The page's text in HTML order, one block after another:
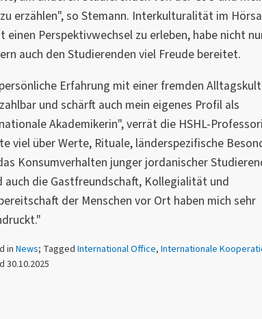
erzählen", so Stemann. Interkulturalität im
einen Perspektivwechsel zu erleben, habe nicht
auch den Studierenden viel Freude bereitet.
Erfahrung mit einer fremden
und schärft auch mein eigenes Profil als
Akademikerin", verrät die HSHL-
viel über Werte, Rituale, länderspezifische
Konsumverhalten junger jordanischer
auch die Gastfreundschaft, Kollegialität und
der Menschen vor Ort haben mich sehr
inNews; Tagged International Office, Internationale
30.10.2025